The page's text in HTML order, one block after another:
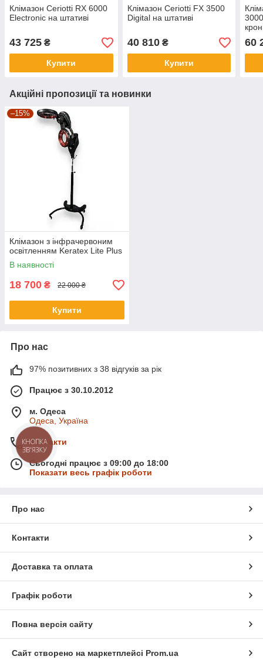
Клімазон Ceriotti RX 6000
Electronic на штативі
43 725 ₴
Купити
Клімазон Ceriotti FX 3500
Digital на штативі
40 810₴
Купити
60
Акційні пропозиції та новинки
–15%
Клімазон з інфрачервоним
освітленням Keratex Lite Plus
В наявності
18 700 ₴ 22 000 ₴
Купити
Про нас
97% позитивних з 38 відгуків за рік
Працює з 30.10.2012
м. Одеса
Одеса, Україна
Контакти
Сьогодні працює з 09:00 до 18:00
Показати весь графік роботи
Про нас
Контакти
Доставка та оплата
Графік роботи
Повна версія сайту
Сайт створено на маркетплейсі Prom.ua
КНОПКА
ЗВ'ЯЗКУ